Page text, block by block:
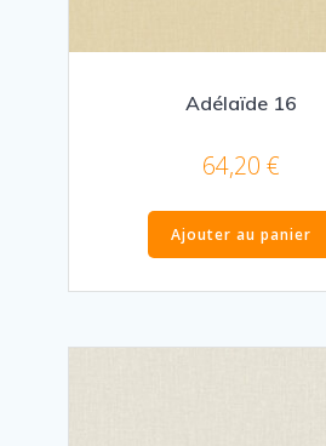
Adélaïde 16
64,20 €
Ajouter au panier